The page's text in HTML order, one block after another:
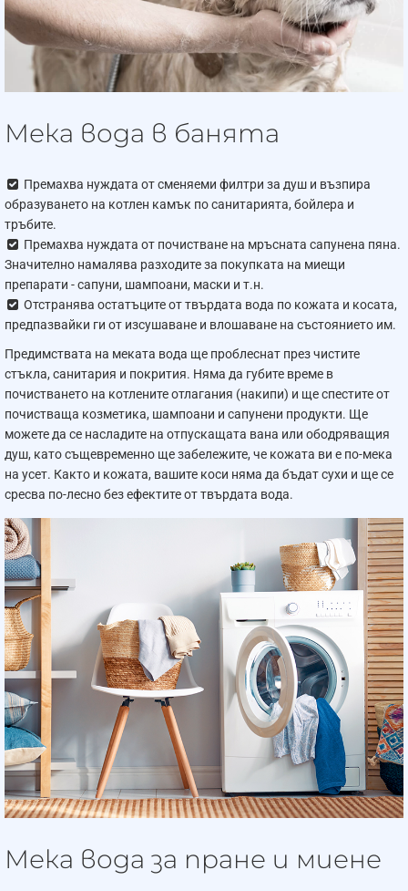
Мека вода в банята
Премахва нуждата от сменяеми филтри за душ и възпира
образуването на котлен камък по санитарията, бойлера и
тръбите.
Премахва нуждата от почистване на мръсната сапунена пяна.
Значително намалява разходите за покупката на миещи
препарати - сапуни, шампоани, маски и т.н.
Отстранява остатъците от твърдата вода по кожата и косата,
предпазвайки ги от изсушаване и влошаване на състоянието им.
Предимствата на меката вода ще проблеснат през чистите
стъкла, санитария и покрития. Няма да губите време в
почистването на котлените отлагания (накипи) и ще спестите от
почистваща козметика, шампоани и сапунени продукти. Ще
можете да се насладите на отпускащата вана или ободряващия
душ, като същевременно ще забележите, че кожата ви е по-мека
на усет. Както и кожата, вашите коси няма да бъдат сухи и ще се
сресва по-лесно без ефектите от твърдата вода.
Мека вода за пране и миене